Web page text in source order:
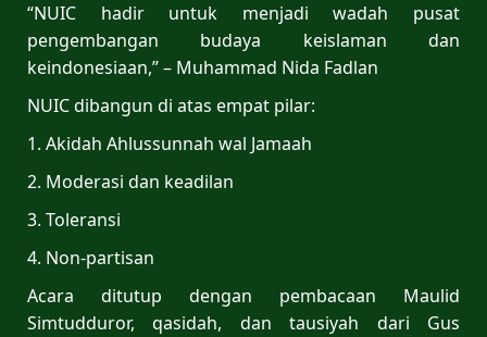
“NUIC hadir untuk menjadi wadah pusat
pengembangan budaya keislaman dan
keindonesiaan,” – Muhammad Nida Fadlan
NUIC dibangun di atas empat pilar:
1. Akidah Ahlussunnah wal Jamaah
2. Moderasi dan keadilan
3. Toleransi
4. Non-partisan
Acara ditutup dengan pembacaan Maulid
Simtudduror, qasidah, dan tausiyah dari Gus